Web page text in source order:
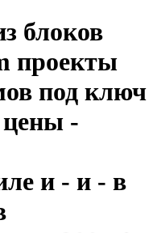
блоков
проекты
под ключ
-
и - и - в